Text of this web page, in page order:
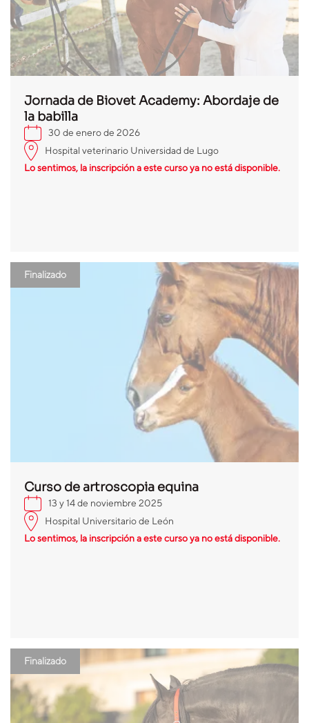
Jornada de Biovet Academy: Abordaje de
la babilla
30 de enero de 2026
Hospital veterinario Universidad de Lugo
Lo sentimos, la inscripción a este curso ya no está disponible.
Finalizado
Curso de artroscopia equina
13 y 14 de noviembre 2025
Hospital Universitario de León
Lo sentimos, la inscripción a este curso ya no está disponible.
Finalizado